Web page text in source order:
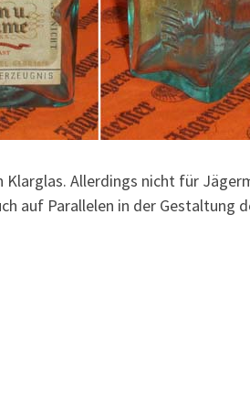
Allerdings nicht für
auf Parallelen in der Gestaltung